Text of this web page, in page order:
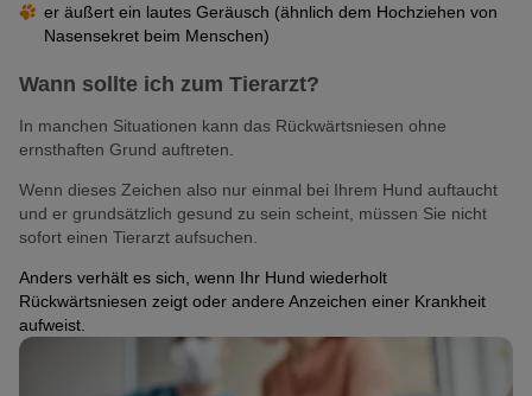
er äußert ein lautes Geräusch (ähnlich dem Hochziehen von
Nasensekret beim Menschen)
Wann sollte ich zum Tierarzt?
In manchen Situationen kann das Rückwärtsniesen ohne
ernsthaften Grund auftreten.
Wenn dieses Zeichen also nur einmal bei Ihrem Hund auftaucht
und er grundsätzlich gesund zu sein scheint, müssen Sie nicht
sofort einen Tierarzt aufsuchen.
Anders verhält es sich, wenn Ihr Hund wiederholt
Rückwärtsniesen zeigt oder andere Anzeichen einer Krankheit
aufweist.